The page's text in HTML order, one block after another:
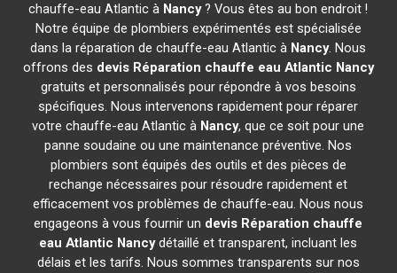
chauffe-eau Atlantic à Nancy? Vous êtes au bon endroit !
Notre équipe de plombiers expérimentés est spécialisée
dans la réparation de chauffe-eau Atlantic à Nancy. Nous
offrons des devis Réparation chauffe eau Atlantic Nancy
gratuits et personnalisés pour répondre à vos besoins
spécifiques. Nous intervenons rapidement pour réparer
votre chauffe-eau Atlantic à Nancy, que ce soit pour une
panne soudaine ou une maintenance préventive. Nos
plombiers sont équipés des outils et des pièces de
rechange nécessaires pour résoudre rapidement et
efficacement vos problèmes de chauffe-eau. Nous nous
engageons à vous fournir un devis Réparation chauffe
eau Atlantic Nancydétaillé et transparent, incluant les
délais et les tarifs. Nous sommes transparents sur nos